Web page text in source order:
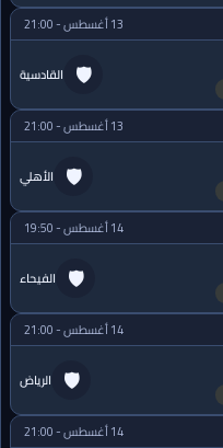
13 أغسطس - 21:00
القادسية 🛡
13 أغسطس - 21:00
الأهلي 🛡
14 أغسطس - 19:50
الفيحاء 🛡
14 أغسطس - 21:00
الرياض 🛡
14 أغسطس - 21:00